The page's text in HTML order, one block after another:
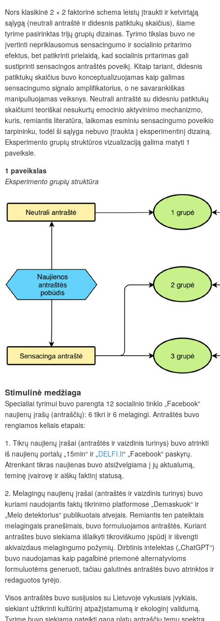
Nors klasikinė 2 × 2 faktorinė schema leistų įtraukti ir ketvirtąją
sąlygą (neutrali antraštė ir didesnis patiktukų skaičius), šiame
tyrime pasirinktas trijų grupių dizainas. Tyrimo tikslas buvo ne
įvertinti nepriklausomus sensacingumo ir socialinio pritarimo
efektus, bet patikrinti prielaidą, kad socialinis pritarimas gali
sustiprinti sensacingos antraštės poveikį. Kitaip tariant, didesnis
patiktukų skaičius buvo konceptualizuojamas kaip galimas
sensacingumo signalo amplifikatorius, o ne savarankiškas
manipuliuojamas veiksnys. Neutrali antraštė su didesniu patiktukų
skaičiumi teoriškai nesukurtų emocinio aktyvinimo mechanizmo,
kuris, remiantis literatūra, laikomas esminiu sensacingumo poveikio
tarpininku, todėl ši sąlyga nebuvo įtraukta į eksperimentinį dizainą.
Eksperimento grupių struktūros vizualizaciją galima matyti 1
paveiksle.
1 paveikslas
Eksperimento grupių struktūra
Stimulinė medžiaga
Specialiai tyrimui buvo parengta 12 socialinio tinklo „Facebook“
naujienų įrašų (antraščių): 6 tikri ir 6 melagingi. Antraštės buvo
rengiamos keliais etapais:
1. Tikrų naujienų įrašai (antraštės ir vaizdinis turinys) buvo atrinkti
iš naujienų portalų „15min“ ir „DELFI.lt“ „Facebook“ paskyrų.
Atrenkant tikras naujienas buvo atsižvelgiama į jų aktualumą,
teminę įvairovę ir aiškų faktinį statusą.
2. Melagingų naujienų įrašai (antraštės ir vaizdinis turinys) buvo
kuriami naudojantis faktų tikrinimo platformose „Demaskuok“ ir
„Melo detektorius“ publikuotais atvejais. Remiantis ten pateiktais
melagingais pranešimais, buvo formuluojamos antraštės. Kuriant
antraštes buvo siekiama išlaikyti tikroviškumo įspūdį ir išvengti
akivaizdaus melagingumo požymių. Dirbtinis intelektas („ChatGPT“)
buvo naudojamas kaip pagalbinė priemonė alternatyvioms
formuluotėms generuoti, tačiau galutinės antraštės buvo atrinktos ir
redaguotos tyrėjo.
Visos antraštės buvo susijusios su Lietuvoje vykusiais įvykiais,
siekiant užtikrinti kultūrinį atpažįstamumą ir ekologinį validumą.
Tyrime buvo siekiama pateikti gana platų antraščių temų spektrą,